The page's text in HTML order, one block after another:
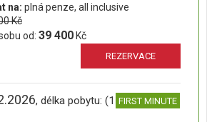
na: plná penze, all inclusive
Kč
od: 39 400 Kč
REZERVACE
, délka pobytu: (15 dní)FIRST MINUTE